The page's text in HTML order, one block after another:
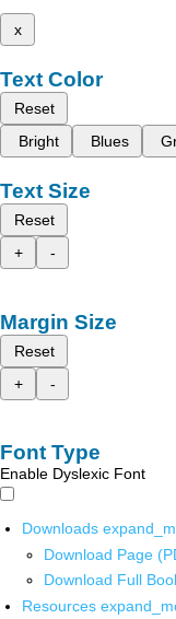
x
Text Color
Reset
Bright
Blues
Text Size
Reset
+
-
Margin Size
Reset
+
-
Font Type
Enable Dyslexic Font
Downloads
Download Page
Download Full
Resources